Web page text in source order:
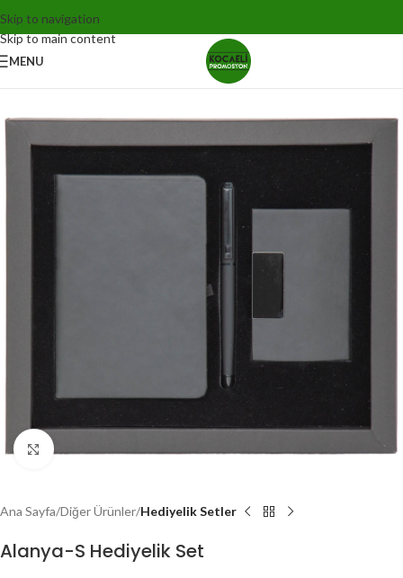
Skip to navigation
Skip to main content
MENU
Click to enlarge
Ana Sayfa Diğer Ürünler Hediyelik Setler
Alanya-S Hediyelik Set